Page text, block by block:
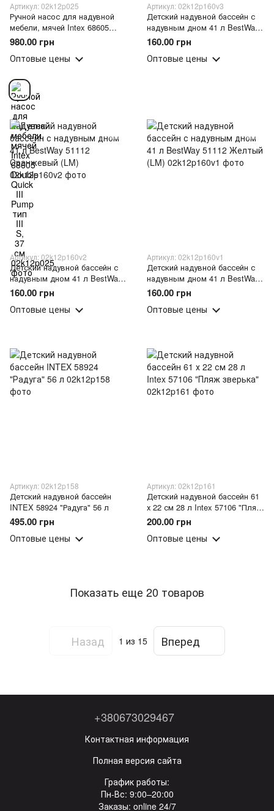
Артикул: 02k12p025
Ручной насос для надувной
мебели, мячей Intex 68605
Double Quick III Pump тип III S,
37 см
980.00 грн
Оптовые цены
Артикул: 02k12p160v3
Детский надувной бассейн с
надувным дном 41 л BestWay
51112 Голубой (LM)
160.00 грн
Оптовые цены
Артикул: 02k12p160v2
Детский надувной бассейн с
надувным дном 41 л BestWay
51112 Оранжевый (LM)
160.00 грн
Оптовые цены
Артикул: 02k12p160v1
Детский надувной бассейн с
надувным дном 41 л BestWay
51112 Желтый (LM)
160.00 грн
Оптовые цены
Артикул: 02k12p158
Детский надувной бассейн
INTEX 58924 "Радуга" 56 л
495.00 грн
Оптовые цены
Артикул: 02k12p161
Детский надувной бассейн 61
х 22 см 28 л Intex 57106 "Пляж
зверька"
200.00 грн
Оптовые цены
Показать еще 20 товаров
Назад 1 из 15 Вперед
+380673029467
Контактная информация
Полная версия сайта
График работы:
Пн-Вс: 9:00–20:00
Заказы: online 24/7